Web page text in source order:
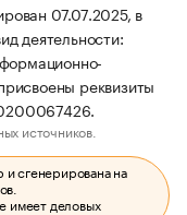
07.07.2025, в
деятельности:
реквизиты
источников.
сгенерирована на
имеет деловых